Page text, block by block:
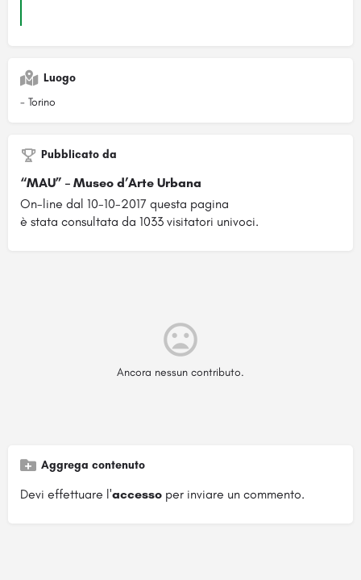
Luogo
- Torino
Pubblicato da
“MAU” – Museo d’Arte Urbana
On-line dal 10-10-2017 questa pagina
è stata consultata da 1033 visitatori univoci.
Ancora nessun contributo.
Aggrega contenuto
Devi effettuare l'accesso per inviare un commento.